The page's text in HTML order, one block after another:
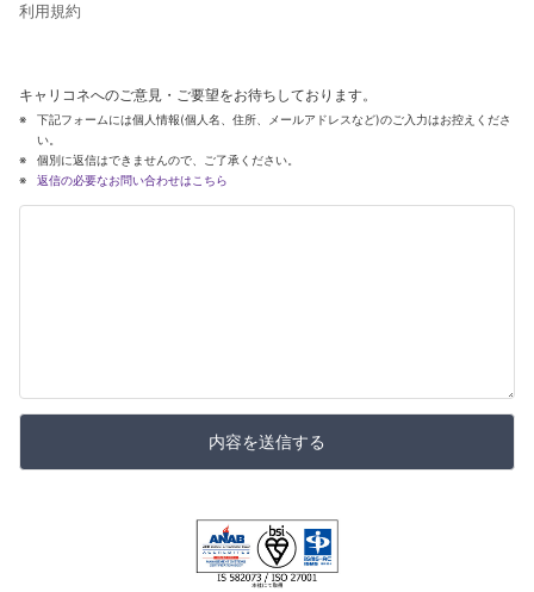
利用規約
キャリコネへのご意見・ご要望をお待ちしております。
下記フォームには個人情報(個人名、住所、メールアドレスなど)のご入力はお控えくださ
い。
個別に返信はできませんので、ご了承ください。
返信の必要なお問い合わせはこちら
内容を送信する